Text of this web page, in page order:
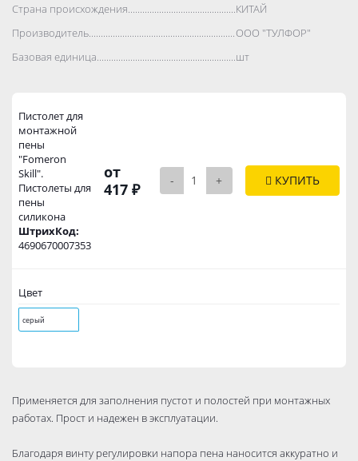
Страна происхождения..................................................................................
КИТАЙ
Производитель..................................................................................
ООО "ТУЛФОР"
Базовая единица..................................................................................
шт
Пистолет для
монтажной
пены
"Fomeron
Skill".
Пистолеты для
пены
силикона
ШтрихКод:
4690670007353
от
417 ₽
- + КУПИТЬ
Цвет
серый
Применяется для заполнения пустот и полостей при монтажных
работах. Прост и надежен в эксплуатации.
Благодаря винту регулировки напора пена наносится аккуратно и